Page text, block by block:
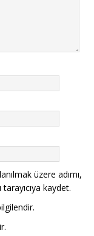
üzere adımı,
kaydet.